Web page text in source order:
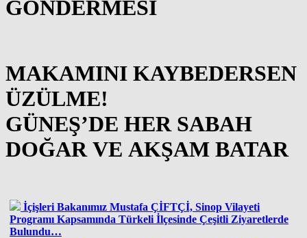
GÖNDERMESİ
MAKAMINI KAYBEDERSEN
ÜZÜLME!
GÜNEŞ’DE HER SABAH
DOĞAR VE AKŞAM BATAR
İçişleri Bakanımız Mustafa ÇİFTÇİ, Sinop Vilayeti
Programı Kapsamında Türkeli İlçesinde Çeşitli Ziyaretlerde
Bulundu…